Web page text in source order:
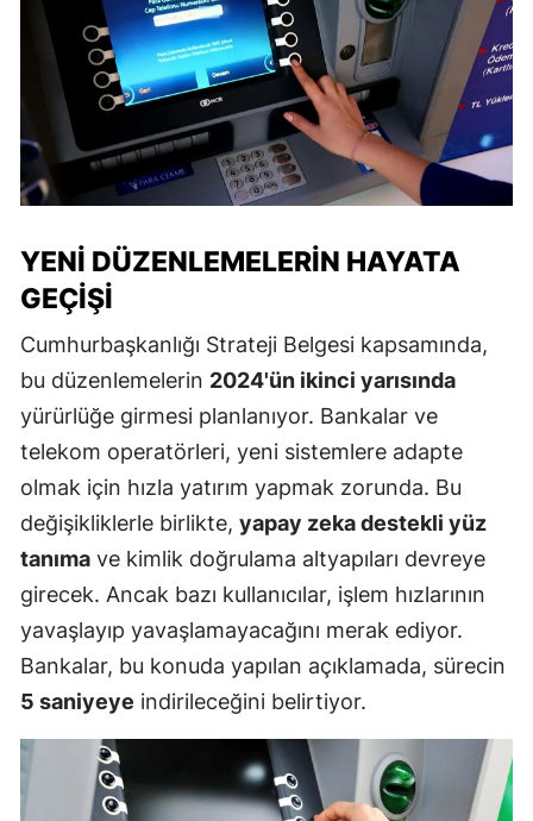
YENI DÜZENLEMELERIN HAYATA
GEÇIŞI
Cumhurbaşkanlığı Strateji Belgesi kapsamında,
bu düzenlemelerin 2024'ün ikinci yarısında
yürürlüğe girmesi planlanıyor. Bankalar ve
telekom operatörleri, yeni sistemlere adapte
olmak için hızla yatırım yapmak zorunda. Bu
değişikliklerle birlikte, yapay zeka destekli yüz
tanıma ve kimlik doğrulama altyapıları devreye
girecek. Ancak bazı kullanıcılar, işlem hızlarının
yavaşlayıp yavaşlamayacağını merak ediyor.
Bankalar, bu konuda yapılan açıklamada, sürecin
5 saniyeye indirileceğini belirtiyor.